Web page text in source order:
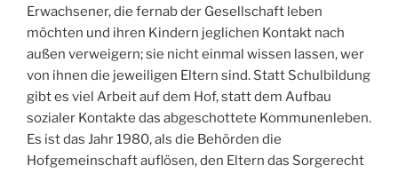
Erwachsener, die fernab der Gesellschaft leben
möchten und ihren Kindern jeglichen Kontakt nach
außen verweigern; sie nicht einmal wissen lassen, wer
von ihnen die jeweiligen Eltern sind. Statt Schulbildung
gibt es viel Arbeit auf dem Hof, statt dem Aufbau
sozialer Kontakte das abgeschottete Kommunenleben.
Es ist das Jahr 1980, als die Behörden die
Hofgemeinschaft auflösen, den Eltern das Sorgerecht